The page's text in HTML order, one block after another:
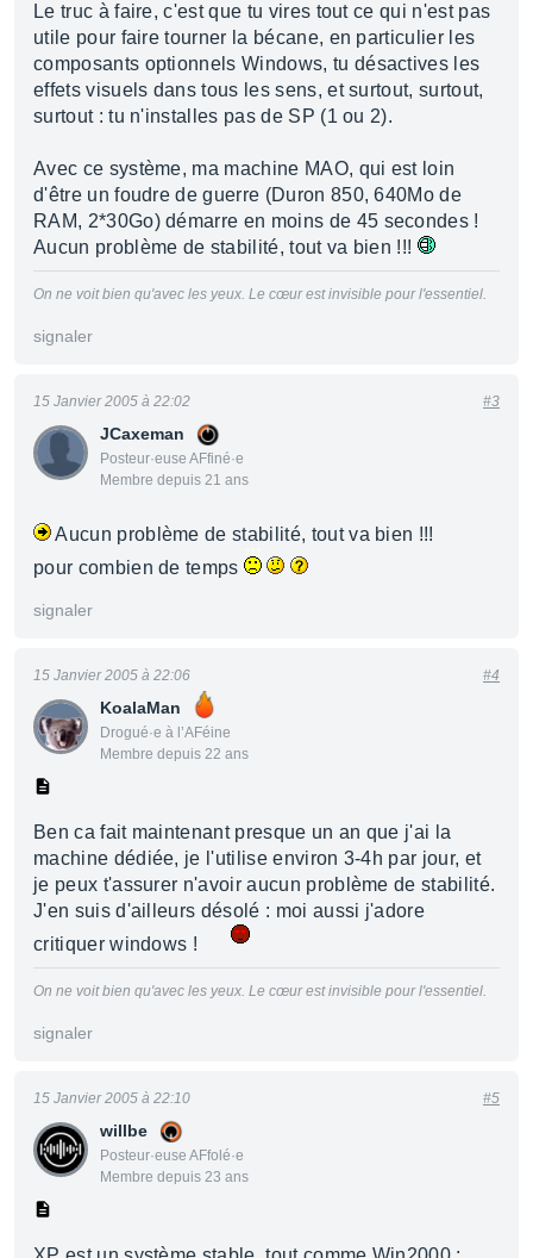
Le truc à faire, c'est que tu vires tout ce qui n'est pas
utile pour faire tourner la bécane, en particulier les
composants optionnels Windows, tu désactives les
effets visuels dans tous les sens, et surtout, surtout,
surtout : tu n'installes pas de SP (1 ou 2).
Avec ce système, ma machine MAO, qui est loin
d'être un foudre de guerre (Duron 850, 640Mo de
RAM, 2*30Go) démarre en moins de 45 secondes !
Aucun problème de stabilité, tout va bien !!!
On ne voit bien qu'avec les yeux. Le cœur est invisible pour l'essentiel.
signaler
JCaxeman
Posteur·euse AFfiné·e
Membre depuis 21 ans
15 Janvier 2005 à 22:02 #3
Aucun problème de stabilité, tout va bien !!!
pour combien de temps
signaler
KoalaMan
Drogué·e à l’AFéine
Membre depuis 22 ans
15 Janvier 2005 à 22:06 #4
Ben ca fait maintenant presque un an que j'ai la
machine dédiée, je l'utilise environ 3-4h par jour, et
je peux t'assurer n'avoir aucun problème de stabilité.
J'en suis d'ailleurs désolé : moi aussi j'adore
critiquer windows !
On ne voit bien qu'avec les yeux. Le cœur est invisible pour l'essentiel.
signaler
willbe
Posteur·euse AFfolé·e
Membre depuis 23 ans
15 Janvier 2005 à 22:10 #5